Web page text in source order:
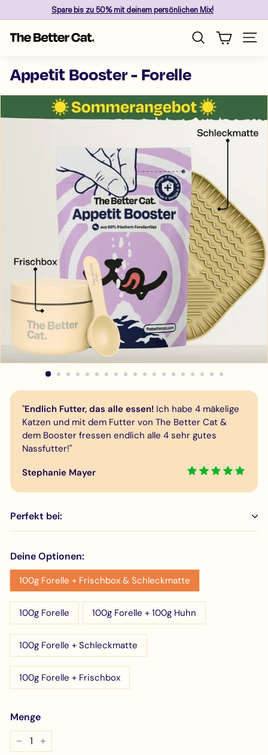
zum
Inhalt
Pause
Sparebis zu 50%mit deinem persönlichen Mix!
T
e
B
e
Suche
Appetit Booster - Forelle
"Endlich Futter, das alle essen! Ich habe 4 mäkelige
Katzen und mit dem Futter von The Better Cat &
dem Booster fressen endlich alle 4 sehr gutes
Nassfutter!"
Stephanie Mayer
Perfekt bei:
Deine Optionen:
100g Forelle + Frischbox & Schleckmatte
100g Forelle 100g Forelle + 100g Huhn
100g Forelle + Schleckmatte
100g Forelle + Frischbox
Menge
+